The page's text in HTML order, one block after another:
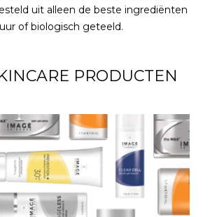
uit alleen de beste ingrediënten
of biologisch geteeld.
PRODUCTEN